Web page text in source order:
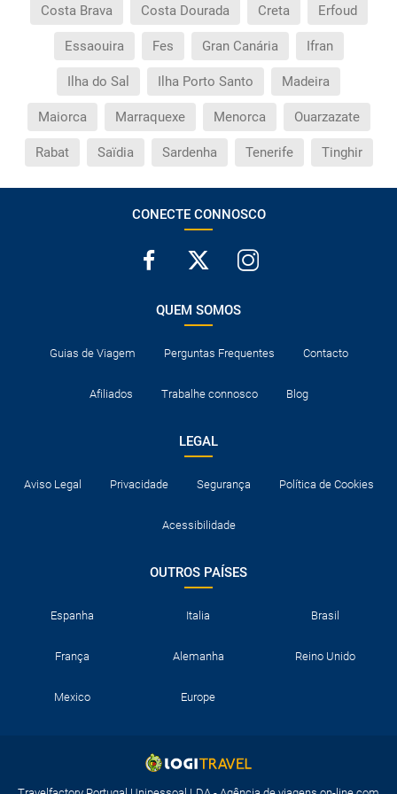
Costa Brava Costa Dourada Creta Erfoud
Essaouira Fes Gran Canária Ifran
Ilha do Sal Ilha Porto Santo Madeira
Maiorca Marraquexe Menorca Ouarzazate
Rabat Saïdia Sardenha Tenerife Tinghir
CONECTE CONNOSCO
QUEM SOMOS
Guias de Viagem Perguntas Frequentes Contacto
Afiliados Trabalhe connosco Blog
LEGAL
Aviso Legal Privacidade Segurança Política de Cookies
Acessibilidade
OUTROS PAÍSES
Espanha Italia Brasil
França Alemanha Reino Unido
Mexico Europe